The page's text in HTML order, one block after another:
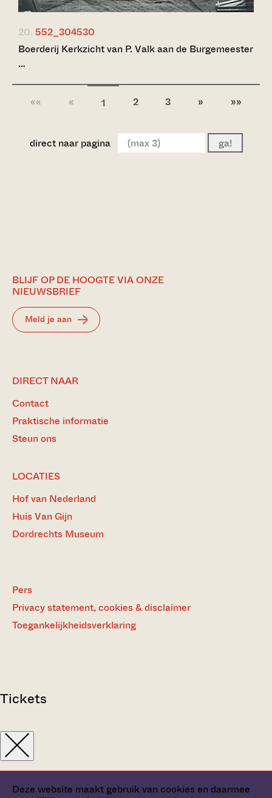
Deze website maakt gebruik van cookies en daarmee
20. 552_304530
Boerderij Kerkzicht van P. Valk aan de Burgemeester
…
«« « 1 2 3 » »»
direct naar pagina ga!
BLIJF OP DE HOOGTE VIA ONZE
NIEUWSBRIEF
Meld je aan
DIRECT NAAR
Contact
Praktische informatie
Steun ons
LOCATIES
Hof van Nederland
Huis Van Gijn
Dordrechts Museum
Pers
Privacy statement, cookies & disclaimer
Toegankelijkheidsverklaring
Tickets